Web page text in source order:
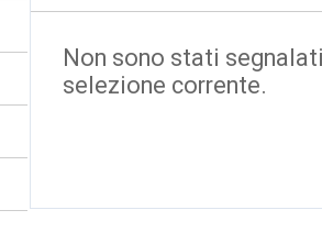
Non sono stati
selezione corrente.